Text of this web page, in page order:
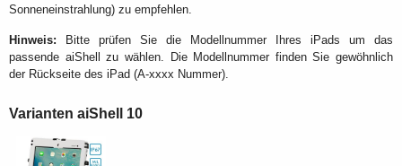
Sonneneinstrahlung) zu empfehlen.
Hinweis: Bitte prüfen Sie die Modellnummer Ihres iPads um das
passende aiShell zu wählen. Die Modellnummer finden Sie gewöhnlich
der Rückseite des iPad (A-xxxx Nummer).
Varianten aiShell 10